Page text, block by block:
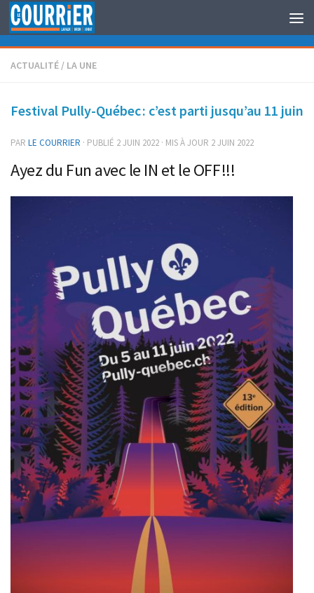
Au dessous du contenu
ACTUALITÉ / LA UNE
Festival Pully-Québec : c’est parti jusqu’au 11 juin
PAR LE COURRIER · PUBLIÉ 2 JUIN 2022 · MIS À JOUR 2 JUIN 2022
Ayez du Fun avec le IN et le OFF !!!